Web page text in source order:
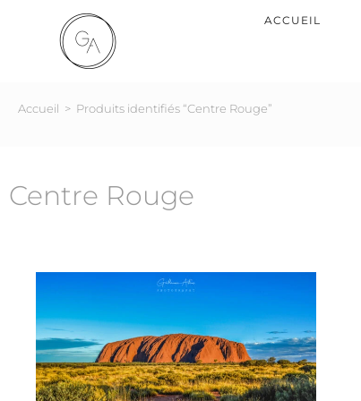
ACCUEIL
Accueil > Produits identifiés “Centre Rouge”
Centre Rouge